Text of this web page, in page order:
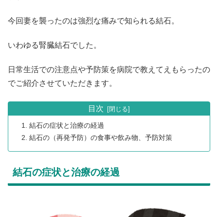
今回妻を襲ったのは強烈な痛みで知られる結石。
いわゆる腎臓結石でした。
日常生活での注意点や予防策を病院で教えてえもらったの
でご紹介させていただきます。
目次
結石の症状と治療の経過
結石の（再発予防）の食事や飲み物、予防対策
結石の症状と治療の経過